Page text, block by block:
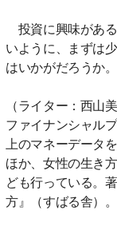
投資に興味があ
いように、まずは
はいかがだろうか。
（ライター：西山美
ファイナンシャル
上のマネーデータ
ほか、女性の生き
ども行っている。
方』（すばる舎）。